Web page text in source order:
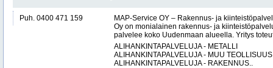
Puh. 0400 471 159
MAP-Service OY – Rakennus- ja
Oy on monialainen rakennus- ja
palvelee koko Uudenmaan alueella. Yritys
ALIHANKINTAPALVELUJA - METALLI
ALIHANKINTAPALVELUJA - MUU TEOLLISUUS
ALIHANKINTAPALVELUJA - RAKENNUS..